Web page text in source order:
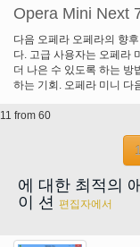
다. 모든 손 장치 및 휴대
호환... WASEL 프로 한 서
리 여러 VPN 서버에 대 한
서버에 모든 시간. 라이브
일, 특별 한 문제에 대 한
정책 개인 정보 보호 보장
Opera Mini Next
다음 오페라 오페라의 향
다. 고급 사용자는 오페라
더 나은 수 있도록 하는 방
하는 기회. 오페라 미니 다
니다. 별도 버전 이기 때문
11 from 60
1
에 대한 최적의
이 션 편집자에서